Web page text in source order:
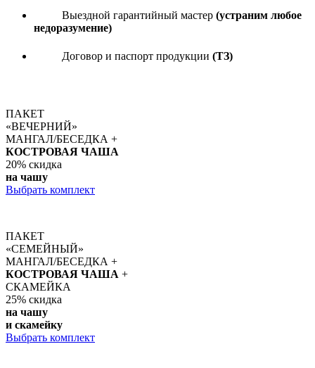
Выездной гарантийный мастер (устраним любое
недоразумение)
Договор и паспорт продукции (ТЗ)
ПАКЕТ
«ВЕЧЕРНИЙ»
МАНГАЛ/БЕСЕДКА +
КОСТРОВАЯ ЧАША
20% скидка
на чашу
Выбрать комплект
ПАКЕТ
«СЕМЕЙНЫЙ»
МАНГАЛ/БЕСЕДКА +
КОСТРОВАЯ ЧАША +
СКАМЕЙКА
25% скидка
на чашу
и скамейку
Выбрать комплект